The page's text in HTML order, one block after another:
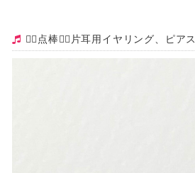
❁⃘点棒❁⃘片耳用イヤリング、ピアス